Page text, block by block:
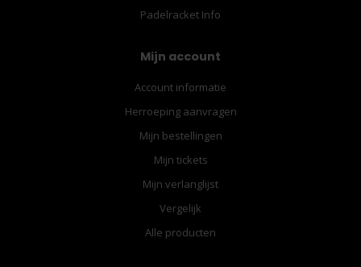
Padelracket Info
Mijn account
Account informatie
Herroeping aanvragen
Mijn bestellingen
Mijn tickets
Mijn verlanglijst
Vergelijk
Alle producten